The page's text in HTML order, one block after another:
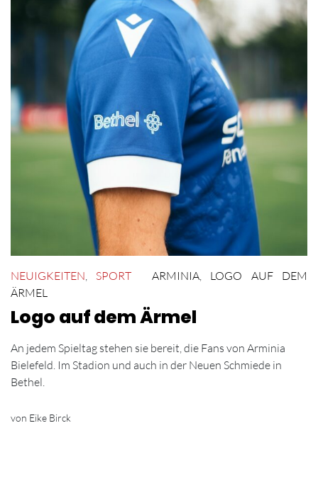
NEUIGKEITEN SPORT ARMINIA, LOGO AUF DEM
ÄRMEL
Logo auf dem Ärmel
An jedem Spieltag stehen sie bereit, die Fans von Arminia
Bielefeld. Im Stadion und auch in der Neuen Schmiede in
Bethel.
von Eike Birck